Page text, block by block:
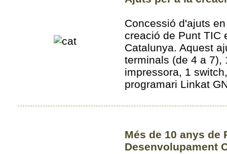
Concessió d'ajuts
creació de Punt TIC
Catalunya. Aquest
terminals (de 4 a 7),
impressora, 1
programari Linkat
Més de 10 anys de
Desenvolupament